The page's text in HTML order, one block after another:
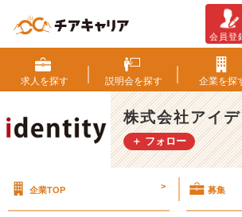
0
月
5
日
1
7
ト!!
会員登
求人を探す 説明会を探す 企業を探
株式会社アイ
＋ フォロー
企業TOP > 募集